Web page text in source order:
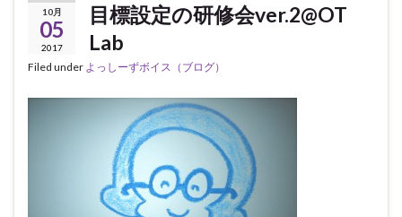
10月
05
2017
目標設定の研修会ver.2@OT
Lab
Filed under よっしーずボイス（ブログ）